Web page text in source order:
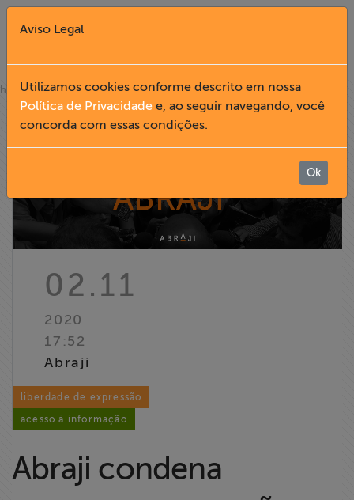
Fechar X
English
Institucional
Informação
Liberdade de
Expressão
Projetos
Proteção Legal
home»notícias
02.11
2020
17:52
Abraji
liberdade de expressão
acesso à informação
Abraji condena
Aviso Legal
Utilizamos cookies conforme descrito em nossa
Política de Privacidade e, ao seguir navegando, você
concorda com essas condições.
Ok